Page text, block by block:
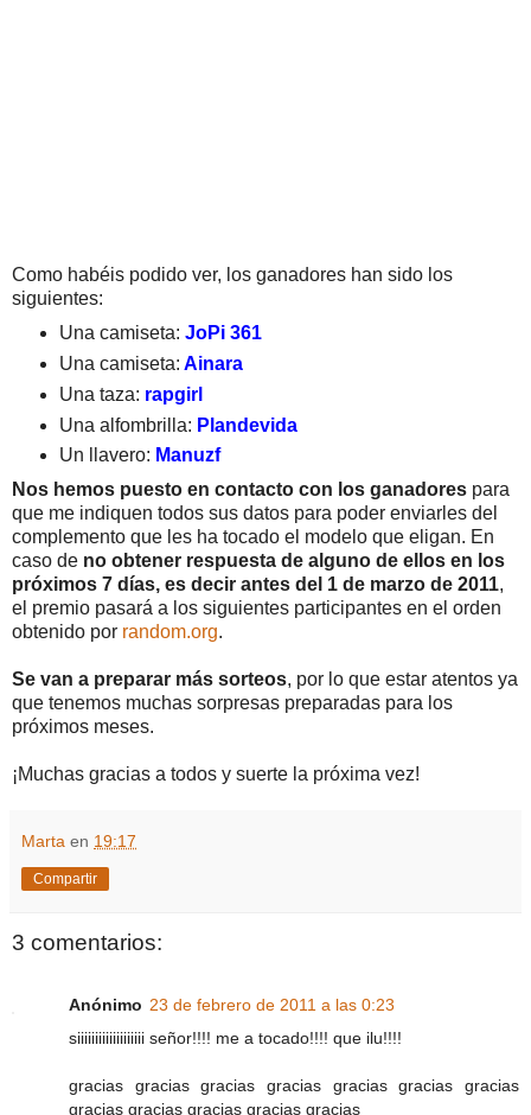
Como habéis podido ver, los ganadores han sido los
siguientes:
Una camiseta: JoPi 361
Una camiseta: Ainara
Una taza: rapgirl
Una alfombrilla: Plandevida
Un llavero: Manuzf
Nos hemos puesto en contacto con los ganadores para
que me indiquen todos sus datos para poder enviarles del
complemento que les ha tocado el modelo que eligan. En
caso de no obtener respuesta de alguno de ellos en los
próximos 7 días, es decir antes del 1 de marzo de 2011,
el premio pasará a los siguientes participantes en el orden
obtenido por random.org.
Se van a preparar más sorteos, por lo que estar atentos ya
que tenemos muchas sorpresas preparadas para los
próximos meses.
¡Muchas gracias a todos y suerte la próxima vez!
Marta en 19:17
Compartir
3 comentarios:
Anónimo 23 de febrero de 2011 a las 0:23
siiiiiiiiiiiiiiiiiii señor!!!! me a tocado!!!! que ilu!!!!
gracias gracias gracias gracias gracias gracias gracias
gracias gracias gracias gracias gracias